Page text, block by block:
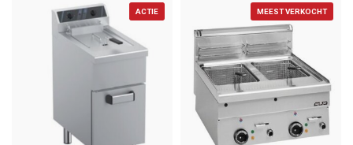
ACTIE MEEST VERKOCHT